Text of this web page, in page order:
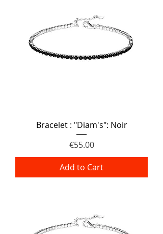
Bracelet : "Diam's": Noir
Price
€55.00
Add to Cart